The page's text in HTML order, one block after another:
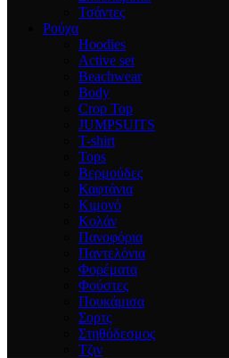
Τσάντες
Ρούχα
Hoodies
Active set
Beachwear
Body
Crop Top
JUMPSUITS
T-shirt
Tops
Βερμούδες
Καφτάνια
Κιμονό
Κολάν
Πανοφόρια
Παντελόνια
Φορέματα
Φούστες
Πουκάμισα
Σορτς
Στηθόδεσμος
Τζιν